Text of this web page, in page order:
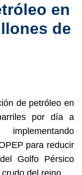
en
de
de petróleo en
por día a
para reducir
Golfo Pérsico
del reino.